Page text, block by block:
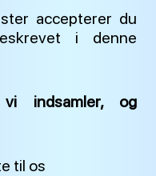
accepterer du
i denne
vi indsamler, og
til os